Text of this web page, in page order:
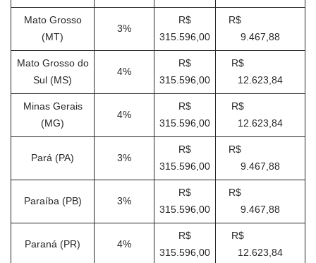
Mato Grosso
(MT)
3%
R$
315.596,00
R$
9.467,88
Mato Grosso do
Sul (MS)
4%
R$
315.596,00
R$
12.623,84
Minas Gerais
(MG)
4%
R$
315.596,00
R$
12.623,84
Pará (PA) 3%
R$
315.596,00
R$
9.467,88
Paraíba (PB) 3%
R$
315.596,00
R$
9.467,88
Paraná (PR) 4%
R$
315.596,00
R$
12.623,84